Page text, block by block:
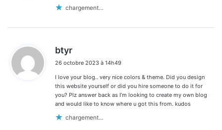
chargement…
btyr
t
:
26 octobre 2023 à 14h49
I love your blog.. very nice colors & theme. Did you design
this website yourself or did you hire someone to do it for
you? Plz answer back as I’m looking to create my own blog
and would like to know where u got this from. kudos
chargement…